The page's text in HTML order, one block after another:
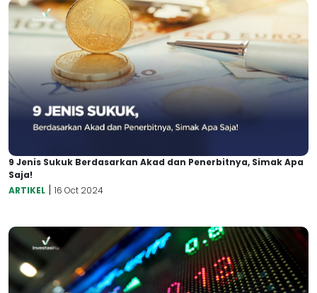
9 Jenis Sukuk Berdasarkan Akad dan Penerbitnya, Simak Apa
Saja!
ARTIKEL | 16 Oct 2024